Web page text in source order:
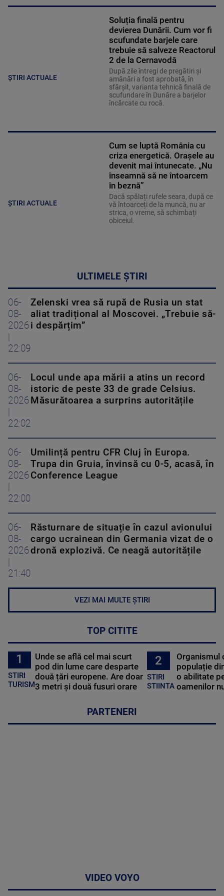
ȘTIRI ACTUALE
Soluția finală pentru
devierea Dunării. Cum vor fi
scufundate barjele care
trebuie să salveze Reactorul
2 de la Cernavodă
După zile întregi de pregătiri și
amânări a fost aprobată, în
sfârșit, varianta tehnică finală de
scufundare în Dunăre a barjelor
încărcate cu rocă.
ȘTIRI ACTUALE
Cum se luptă România cu
criza energetică. Orașele au
devenit mai întunecate. „Nu
înseamnă să ne întoarcem
în beznă”
Dacă spălați rufele seara, după ce
vă întoarceți de la muncă, nu ar
strica, o vreme, să schimbați
obiceiul.
ULTIMELE ȘTIRI
06-
08-
2026
22:09
Zelenski vrea să rupă de Rusia un stat
aliat tradițional al Moscovei. „Trebuie să-
i despărțim”
06-
08-
2026
22:02
Locul unde apa mării a atins un record
istoric de peste 33 de grade Celsius.
Măsurătoarea a surprins autoritățile
06-
08-
2026
22:00
Umilință pentru CFR Cluj în Europa.
Trupa din Gruia, învinsă cu 0-5, acasă, în
Conference League
06-
08-
2026
21:40
Răsturnare de situație în cazul avionului
cargo ucrainean din Germania vizat de o
dronă explozivă. Ce neagă autoritățile
VEZI MAI MULTE ȘTIRI
TOP CITITE
1
STIRI
TURISM
Unde se află cel mai scurt
pod din lume care desparte
două țări europene. Are doar
3 metri și două fusuri orare
2
STIRI
STIINTA
Organismul
populație
o abilitate
oamenilor
PARTENERI
VIDEO VOYO